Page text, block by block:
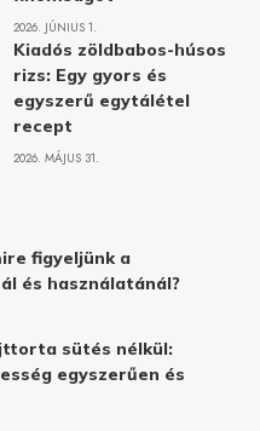
2026. JÚNIUS 1.
Kiadós zöldbabos-húsos
rizs: Egy gyors és
egyszerű egytálétel
recept
2026. MÁJUS 31.
figyeljünk a
és használatánál?
sütés nélkül:
egyszerűen és